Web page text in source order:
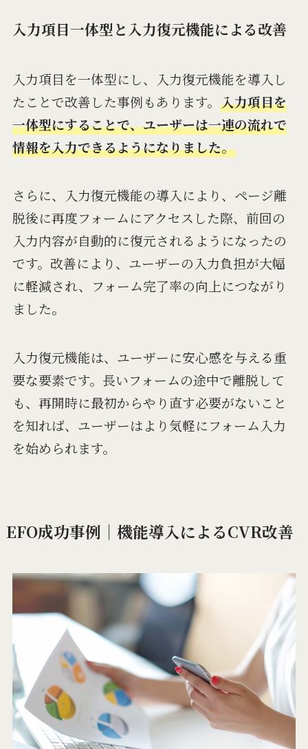
入力項目一体型と入力復元機能による改善
入力項目を一体型にし、入力復元機能を導入し
たことで改善した事例もあります。 入力項目を
一体型にすることで、ユーザーは一連の流れで
情報を入力できるようになりました。
さらに、入力復元機能の導入により、ページ離
脱後に再度フォームにアクセスした際、前回の
入力内容が自動的に復元されるようになったの
です。改善により、ユーザーの入力負担が大幅
に軽減され、フォーム完了率の向上につながり
ました。
入力復元機能は、ユーザーに安心感を与える重
要な要素です。長いフォームの途中で離脱して
も、再開時に最初からやり直す必要がないこと
を知れば、ユーザーはより気軽にフォーム入力
を始められます。
EFO成功事例｜機能導入によるCVR改善